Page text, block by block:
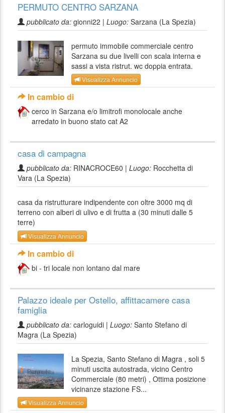
PERMUTO CENTRO SARZANA
pubblicato da: gionni22 | Luogo: Sarzana (La Spezia)
permuto immobile commerciale centro
Sarzana su due livelli con scala interna e
sassi a vista ristrut. wc doppia entrata.
Visualizza Annuncio
In cambio di
cerco in Sarzana e/o limitrofi monolocale anche
arredato in buono stato cat A2
casa di campagna
pubblicato da: RINACROCE60 | Luogo: Rocchetta di
Vara (La Spezia)
casa da ristrutturare indipendente con oltre 3000 mq di
terreno con alberi di ulivo e di frutta a (30 minuti dalle 5
terre)
Visualizza Annuncio
In cambio di
bi - tri locale non lontano dal mare
Palazzo ideale per Ostello, affittacamere casa
famiglia
pubblicato da: carloguidi | Luogo: Santo Stefano di
Magra (La Spezia)
La Spezia, Santo Stefano di Magra , soli 5
minuti uscita autostrada, vicino Centro
Commerciale (80 metri) , Ottima posizione
vicinanze stazione FS...
Visualizza Annuncio